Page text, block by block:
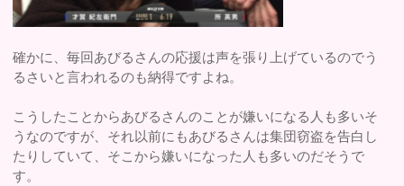
確かに、毎回あびるさんの応援は声を張り上げているのでう
るさいと言われるのも納得ですよね。
こうしたことからあびるさんのことが嫌いになる人も多いそ
うなのですが、それ以前にもあびるさんは集団窃盗を告白し
たりしていて、そこから嫌いになった人も多いのだそうで
す。